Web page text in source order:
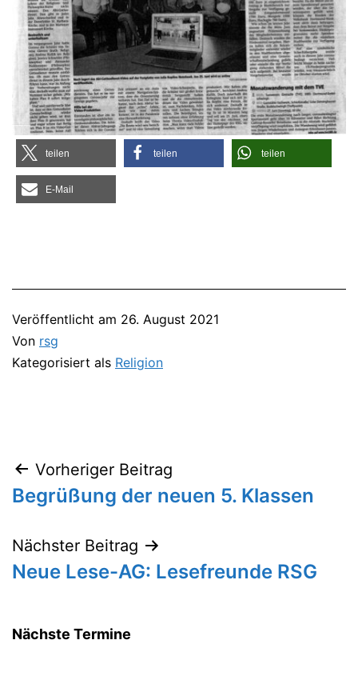
tei­len tei­len tei­len
E‑Mail
Veröffentlicht am 26. August 2021
Von rsg
Kategorisiert als Religion
Beitragsnavigation
Vorheriger Beitrag
Begrüßung der neuen 5. Klassen
Nächster Beitrag
Neue Lese-AG: Lesefreunde RSG
Nächste Termine